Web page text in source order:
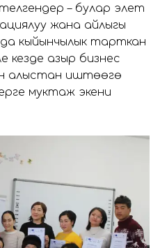
– булар элет
жана айлыгы
кыйынчылык тарткан
кезде азыр бизнес
алыстан иштөөгө
муктаж экени